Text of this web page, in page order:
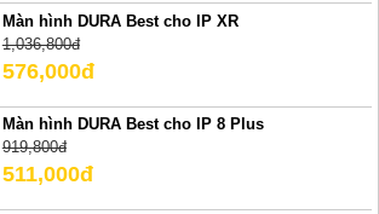
Màn hình DURA Best cho IP XR
1,036,800đ
576,000đ
Màn hình DURA Best cho IP 8 Plus
919,800đ
511,000đ